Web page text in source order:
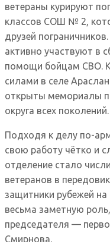
ветераны курируют
классов СОШ № 2,
друзей
активно участвуют в
помощи бойцам СВО.
силами в селе
открыты мемориалы
округа всех поколений.
Подходя к делу по-
свою работу чётко и
отделение стало
ветеранов в
защитники рубежей на
весьма заметную
председателя —
Смирнова.